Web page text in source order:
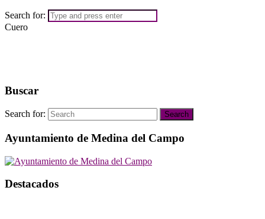
Search for:
Cuero
Buscar
Search for: Search
Ayuntamiento de Medina del Campo
Destacados